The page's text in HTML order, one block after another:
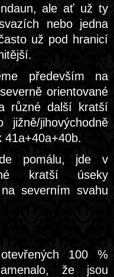
ale ať už ty
nebo jedna
už pod hranicí
především na
orientované
různé další kratší
jihovýchodně
pomálu, jde v
kratší úseky
severním svahu
100 %
že jsou